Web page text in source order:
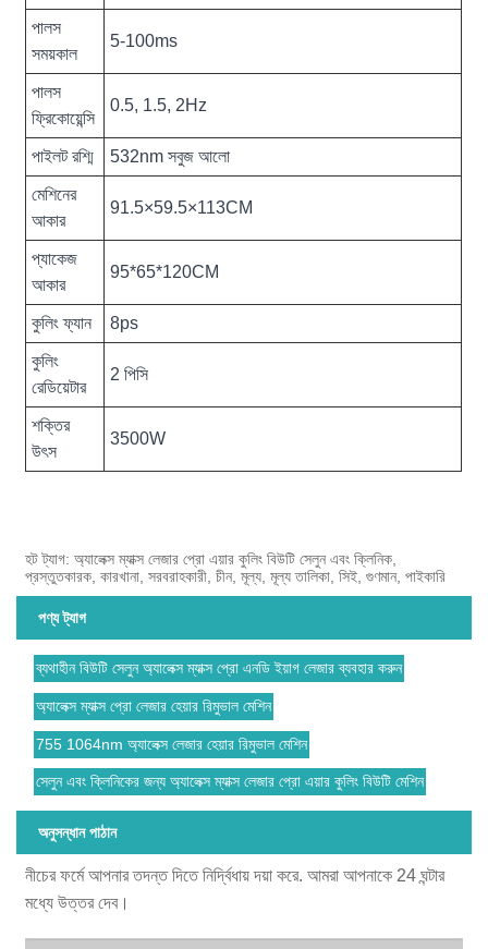
পালস
সময়কাল
5-100ms
পালস
ফ্রিকোয়েন্সি
0.5, 1.5, 2Hz
পাইলট রশ্মি 532nm সবুজ আলো
মেশিনের
আকার
91.5×59.5×113CM
প্যাকেজ
আকার
95*65*120CM
কুলিং ফ্যান 8ps
কুলিং
রেডিয়েটার
2 পিসি
শক্তির
উৎস
3500W
হট ট্যাগ: অ্যালেক্স ম্যাক্স লেজার প্রো এয়ার কুলিং বিউটি সেলুন এবং ক্লিনিক,
প্রস্তুতকারক, কারখানা, সরবরাহকারী, চীন, মূল্য, মূল্য তালিকা, সিই, গুণমান, পাইকারি
পণ্য ট্যাগ
ব্যথাহীন বিউটি সেলুন অ্যালেক্স ম্যাক্স প্রো এনডি ইয়াগ লেজার ব্যবহার করুন
অ্যালেক্স ম্যাক্স প্রো লেজার হেয়ার রিমুভাল মেশিন
755 1064nm অ্যালেক্স লেজার হেয়ার রিমুভাল মেশিন
সেলুন এবং ক্লিনিকের জন্য অ্যালেক্স ম্যাক্স লেজার প্রো এয়ার কুলিং বিউটি মেশিন
অনুসন্ধান পাঠান
নীচের ফর্মে আপনার তদন্ত দিতে নির্দ্বিধায় দয়া করে. আমরা আপনাকে 24 ঘন্টার
মধ্যে উত্তর দেব।